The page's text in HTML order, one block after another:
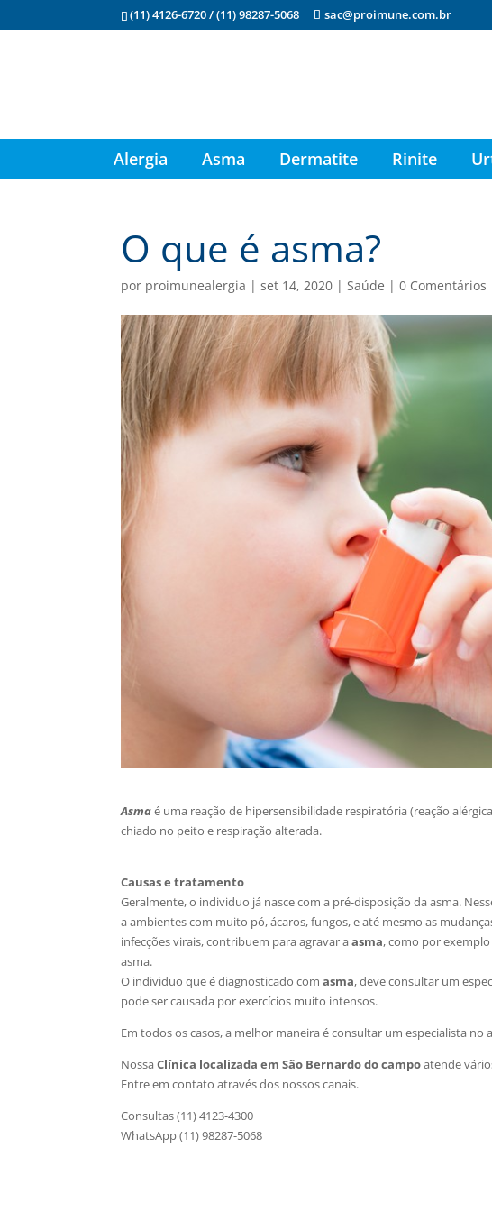
(11) 4126-6720 / (11) 98287-5068 sac@proimune.com.br
Alergia Asma Dermatite Rinite
O que é asma?
por proimunealergia |set 14, 2020 |Saúde |0 Comentários
Asmaé uma reação de hipersensibilidade respiratória (reação
chiado no peito e respiração alterada.
Causas e tratamento
Geralmente, o individuo já nasce com a pré-disposição da asma.
a ambientes com muito pó, ácaros, fungos, e até mesmo as
infecções virais, contribuem para agravar aasma, como por
asma.
O individuo que é diagnosticado comasma, deve consultar um
pode ser causada por exercícios muito intensos.
Em todos os casos, a melhor maneira é consultar um especialista
NossaClínica localizada em São Bernardo do campoatende
Entre em contato através dos nossos canais.
Consultas (11) 4123-4300
WhatsApp (11) 98287-5068